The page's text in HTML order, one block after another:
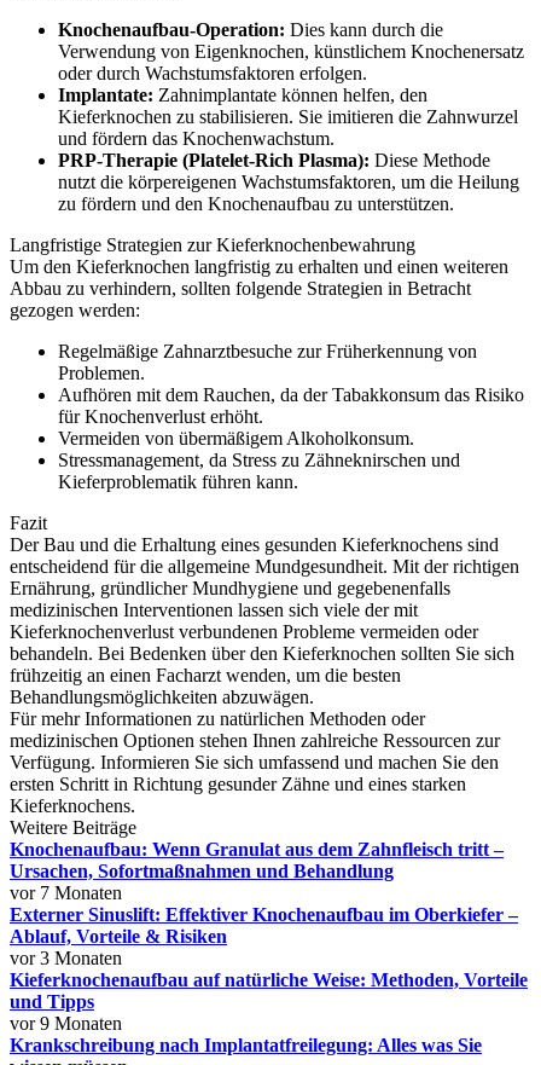
Knochenaufbau-Operation: Dies kann durch die
Verwendung von Eigenknochen, künstlichem Knochenersatz
oder durch Wachstumsfaktoren erfolgen.
Implantate: Zahnimplantate können helfen, den
Kieferknochen zu stabilisieren. Sie imitieren die Zahnwurzel
und fördern das Knochenwachstum.
PRP-Therapie (Platelet-Rich Plasma): Diese Methode
nutzt die körpereigenen Wachstumsfaktoren, um die Heilung
zu fördern und den Knochenaufbau zu unterstützen.
Langfristige Strategien zur Kieferknochenbewahrung
Um den Kieferknochen langfristig zu erhalten und einen weiteren
Abbau zu verhindern, sollten folgende Strategien in Betracht
gezogen werden:
Regelmäßige Zahnarztbesuche zur Früherkennung von
Problemen.
Aufhören mit dem Rauchen, da der Tabakkonsum das Risiko
für Knochenverlust erhöht.
Vermeiden von übermäßigem Alkoholkonsum.
Stressmanagement, da Stress zu Zähneknirschen und
Kieferproblematik führen kann.
Fazit
Der Bau und die Erhaltung eines gesunden Kieferknochens sind
entscheidend für die allgemeine Mundgesundheit. Mit der richtigen
Ernährung, gründlicher Mundhygiene und gegebenenfalls
medizinischen Interventionen lassen sich viele der mit
Kieferknochenverlust verbundenen Probleme vermeiden oder
behandeln. Bei Bedenken über den Kieferknochen sollten Sie sich
frühzeitig an einen Facharzt wenden, um die besten
Behandlungsmöglichkeiten abzuwägen.
Für mehr Informationen zu natürlichen Methoden oder
medizinischen Optionen stehen Ihnen zahlreiche Ressourcen zur
Verfügung. Informieren Sie sich umfassend und machen Sie den
ersten Schritt in Richtung gesunder Zähne und eines starken
Kieferknochens.
Weitere Beiträge
Knochenaufbau: Wenn Granulat aus dem Zahnfleisch tritt –
Ursachen, Sofortmaßnahmen und Behandlung
vor 7 Monaten
Externer Sinuslift: Effektiver Knochenaufbau im Oberkiefer –
Ablauf, Vorteile & Risiken
vor 3 Monaten
Kieferknochenaufbau auf natürliche Weise: Methoden, Vorteile
und Tipps
vor 9 Monaten
Krankschreibung nach Implantatfreilegung: Alles was Sie